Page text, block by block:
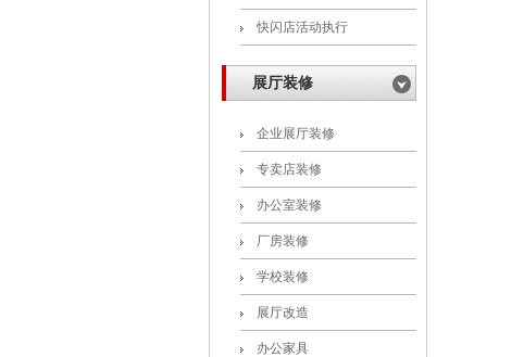
快闪店活动执行
展厅装修
企业展厅装修
专卖店装修
办公室装修
厂房装修
学校装修
展厅改造
办公家具